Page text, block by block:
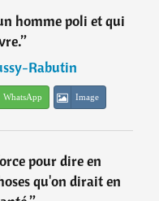
homme poli et qui
”
Rabutin
WhatsApp Image
pour dire en
qu'on dirait en